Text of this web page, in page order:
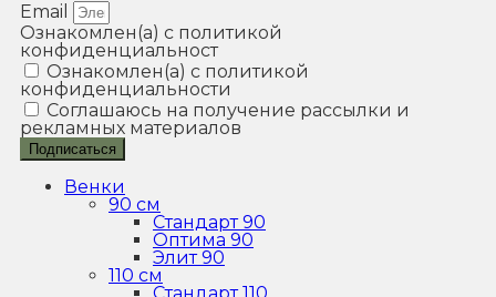
Email
Ознакомлен(а) с политикой
конфиденциальност
Ознакомлен(а) с политикой
конфиденциальности
Соглашаюсь на получение рассылки и
рекламных материалов
Подписаться
Венки
90 см
Стандарт 90
Оптима 90
Элит 90
110 см